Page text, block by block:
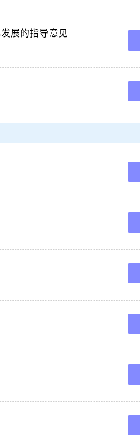
家 研究 员 博士生导师 年 月毕业于山东工学院 现
炭科学技术 煤矿智能化标准体系框架与建设思路
研 究 现 状 及 展 望 煤 炭 科 学 技 术 煤 矿 智 能
展的指导意见